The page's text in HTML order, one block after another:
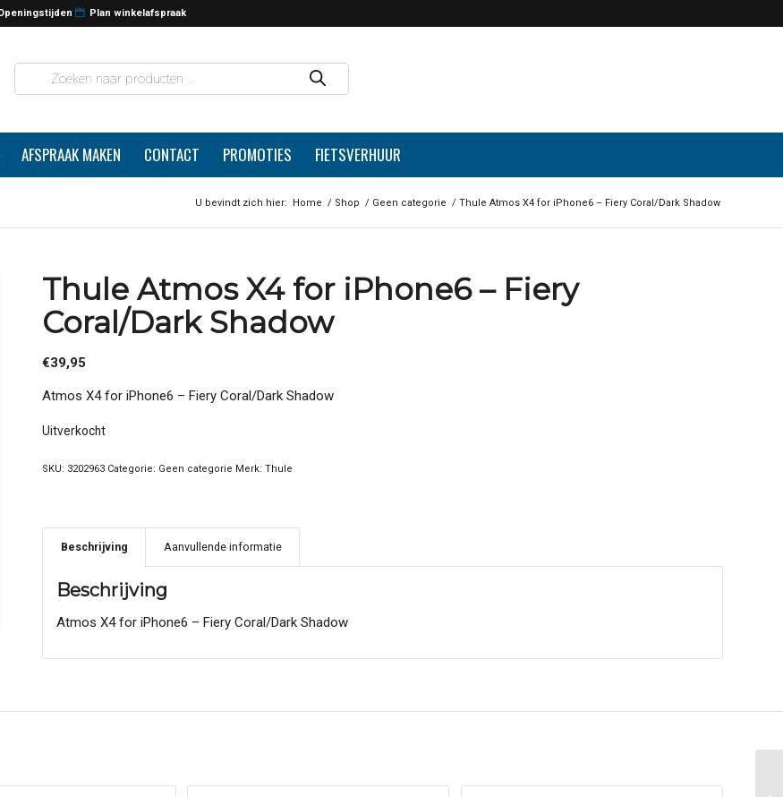
Plan winkelafspraak
AFSPRAAK MAKEN CONTACT PROMOTIES FIETSVERHUUR
U bevindt zich hier: Home / Shop / Geen categorie / Thule Atmos X4 for iPhone6 – Fiery Coral/Dark Shadow
Thule Atmos X4 for iPhone6 – Fiery
Coral/Dark Shadow
€39,95
Atmos X4 for iPhone6 – Fiery Coral/Dark Shadow
Uitverkocht
SKU: 3202963 Categorie: Geen categorie Merk:Thule
Beschrijving Aanvullende informatie
Beschrijving
Atmos X4 for iPhone6 – Fiery Coral/Dark Shadow